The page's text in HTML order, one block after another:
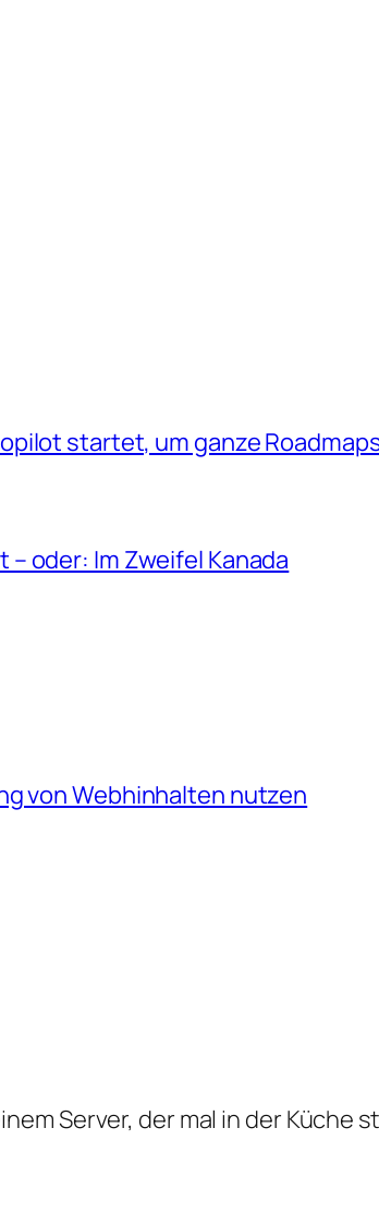
startet, um ganze
oder: Im Zweifel Kanada
von Webhinhalten nutzen
Server, der mal in der Küche